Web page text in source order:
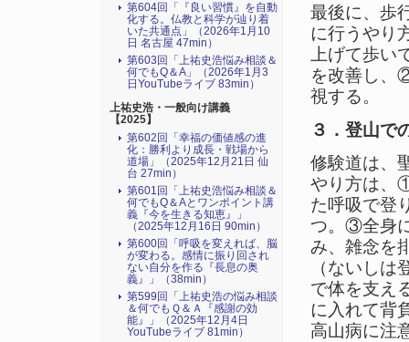
最後に、歩
に行うやり
上げて歩い
を改善し、
視する。
３．登山で
修験道は、
やり方は、
た呼吸で登
つ。③全身
み、雑念を
（ないし
で体を支え
に入れて背
高山病に注
第604回「『良い習慣』を自動
化する。仏教と科学が辿り着
いた共通点」（2026年1月10
日 名古屋 47min）
第603回「上祐史浩悩み相談＆
何でもQ＆A」（2026年1月3
日YouTubeライブ 83min）
上祐史浩・一般向け講義
【2025】
第602回「幸福の価値感の進
化：勝利より成長・戦場から
道場」（2025年12月21日 仙
台 27min）
第601回「上祐史浩悩み相談＆
何でもQ＆Aとワンポイント講
義『今を生きる知恵』」
（2025年12月16日 90min）
第600回「呼吸を変えれば、脳
が変わる。感情に振り回され
ない自分を作る『長息の奥
義』」（38min）
第599回「上祐史浩の悩み相談
＆何でもＱ＆Ａ『感謝の効
能』」（2025年12月4日
YouTubeライブ 81min）